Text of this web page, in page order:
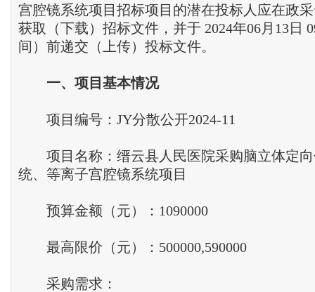
宫腔镜系统项目招标项目的潜在投标人应在政
获取（下载）招标文件，并于 2024年06月13日
间）前递交（上传）投标文件。
一、项目基本情况
项目编号：JY分散公开2024-11
项目名称：缙云县人民医院采购脑立体定向
统、等离子宫腔镜系统项目
预算金额（元）：1090000
最高限价（元）：500000,590000
采购需求：